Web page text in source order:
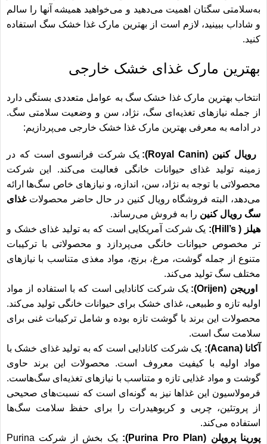
به‌سلامتی سگتان اهمیت می‌دهید و می‌خواهید همیشه آنها را سالم
و شاداب ببینید، لازم است از بهترین مارک غذا خشک سگ استفاده
کنید.
بهترین مارک غذای خشک خارجی
انتخاب بهترین مارک غذا خشک سگ به عوامل متعددی بستگی دارد
از جمله نیازهای تغذیه‌ای سگ، نژاد، سن و وضعیت سلامتی سگ.
در ادامه به معرفی بهترین مارک غذا خشک خارجی می‌پردازیم:
رویال کنین (Royal Canin):
یک شرکت فرانسوی است که در
زمینه تولید غذای حیوانات خانگی فعالیت می‌کند. این شرکت
محصولاتی با توجه به نژاد، سن، اندازه، و نیازهای خاص سگ‌ها ارائه
می‌دهد، البته فروشگاه رویال کنین در حال حاضر محصولاتغذای
سگ رویال کنین را به فروش می‌رساند.
هیلز ( Hill’s):
یک شرکت آمریکایی است که به تولید غذای خشک و
تر مخصوص حیوانات خانگی می‌پردازد و محصولاتی با ترکیبات
متنوع از جمله گوشت، مرغ، برنج، مواد مغذی متناسب با نیازهای
مختلف سگ تولید می‌کند.
اوریجن (Orijen):
یک شرکت کانادایی است که با استفاده از مواد
اولیه تازه و طبیعی، غذای خشک برای حیوانات خانگی تولید می‌کند.
محصولات این برند با گوشت تازه بوده و شامل ترکیبات غنی برای
سلامت سگ است.
آکانا (Acana):
یک شرکت کانادایی است که به تولید غذای خشک با
مواد اولیه با کیفیت معروف است. محصولات این برند حاوی
گوشت و مواد غذایی تازه و متناسب با نیازهای تغذیه‌ای سگ‌هاست.
فرمولاسیون این غذاها نیز به گونه‌ای است که نسبت‌های صحیحی
از پروتئین، چربی و کربوهیدرات را برای حفظ سلامت سگ‌ها
استفاده می‌کند.
پورینا پروپلن (Purina Pro Plan):
یک بخش از شرکت Purina